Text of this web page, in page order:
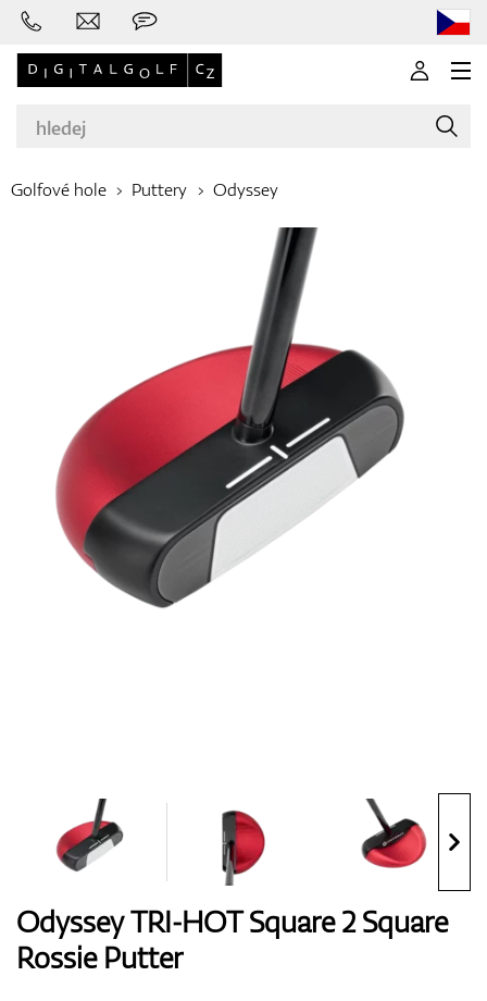
Golfové hole
Oblečení
Boty
Bagy
Golfové hole Puttery Odyssey
Odyssey TRI-HOT Square 2 Square
Rossie Putter